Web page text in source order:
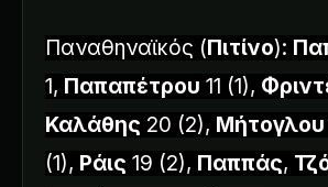
Παναθηναϊκός (Πιτίνο):
1, Παπαπέτρου 11 (1),
Καλάθης 20 (2), Μήτογλου
(1), Ράις 19 (2), Παππάς,